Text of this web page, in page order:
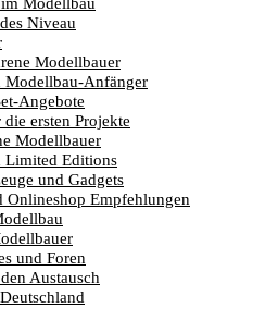
Niveau
Modellbauer
Modellbau-Anfänger
Angebote
ersten Projekte
Modellbauer
Limited Editions
und Gadgets
Onlineshop Empfehlungen
und Foren
Austausch